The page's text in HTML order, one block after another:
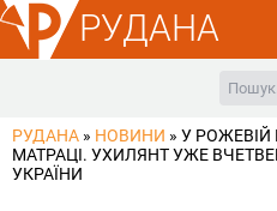
РУДАНА
РУДАНА » НОВИНИ » У
МАТРАЦІ. УХИЛЯНТ УЖЕ
УКРАЇНИ